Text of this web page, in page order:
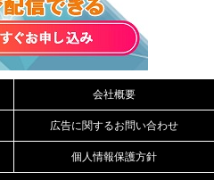
会社概要
広告に関するお問い合わせ
個人情報保護方針